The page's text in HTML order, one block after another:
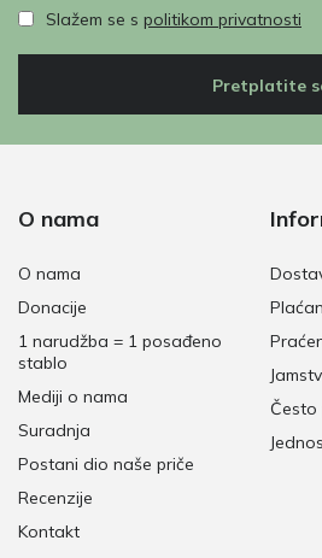
Slažem se s politikom privatnosti
Pretplatite
O nama
O nama
Donacije
1 narudžba = 1 posađeno
stablo
Mediji o nama
Suradnja
Postani dio naše priče
Recenzije
Kontakt